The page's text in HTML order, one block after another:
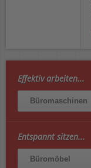
Effektiv arbeiten...
Büromaschinen
Entspannt sitzen...
Büromöbel